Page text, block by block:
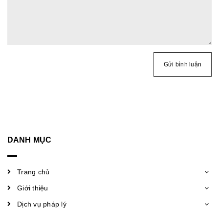
Gửi bình luận
DANH MỤC
Trang chủ
Giới thiệu
Dịch vụ pháp lý